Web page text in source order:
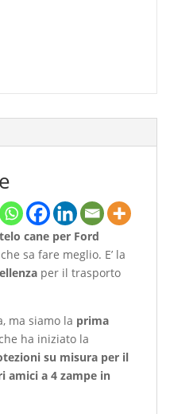
telo cane per Ford
sa fare meglio. E’ la
per il trasporto
ma siamo la prima
ha iniziato la
su misura per il
amici a 4 zampe in